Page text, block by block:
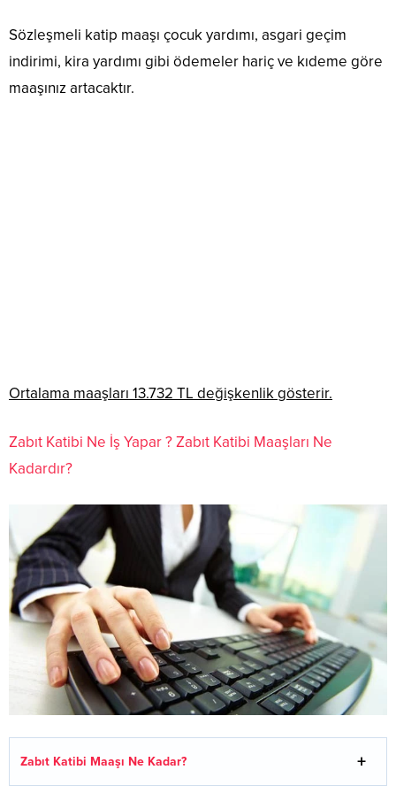
Sözleşmeli katip maaşı çocuk yardımı, asgari geçim
indirimi, kira yardımı gibi ödemeler hariç ve kıdeme göre
maaşınız artacaktır.
Ortalama maaşları 13.732 TL değişkenlik gösterir.
Zabıt Katibi Ne İş Yapar ? Zabıt Katibi Maaşları Ne
Kadardır?
Zabıt Katibi Maaşı Ne Kadar?